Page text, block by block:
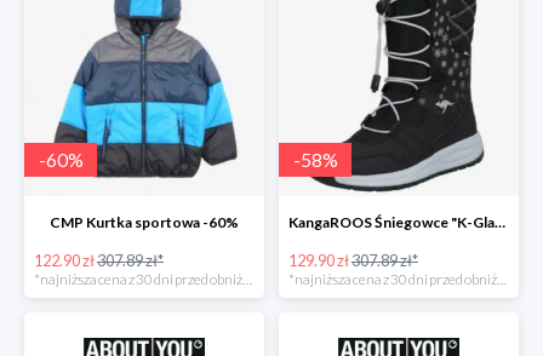
-60%
CMP Kurtka sportowa -60%
122.90 zł307.89 zł*
*najniższa cena z 30 dni przed obniżką
-58%
KangaROOS Śniegowce "K-Glaze RTX -60%
129.90 zł307.89 zł*
*najniższa cena z 30 dni przed obniżką